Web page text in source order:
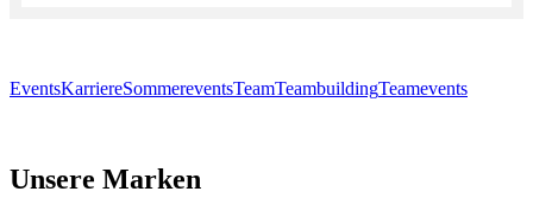
EventsKarriereSommereventsTeamTeambuildingTeamevents
Unsere Marken